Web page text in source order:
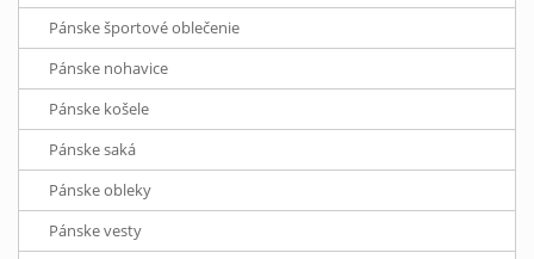
Pánske športové oblečenie
Pánske nohavice
Pánske košele
Pánske saká
Pánske obleky
Pánske vesty